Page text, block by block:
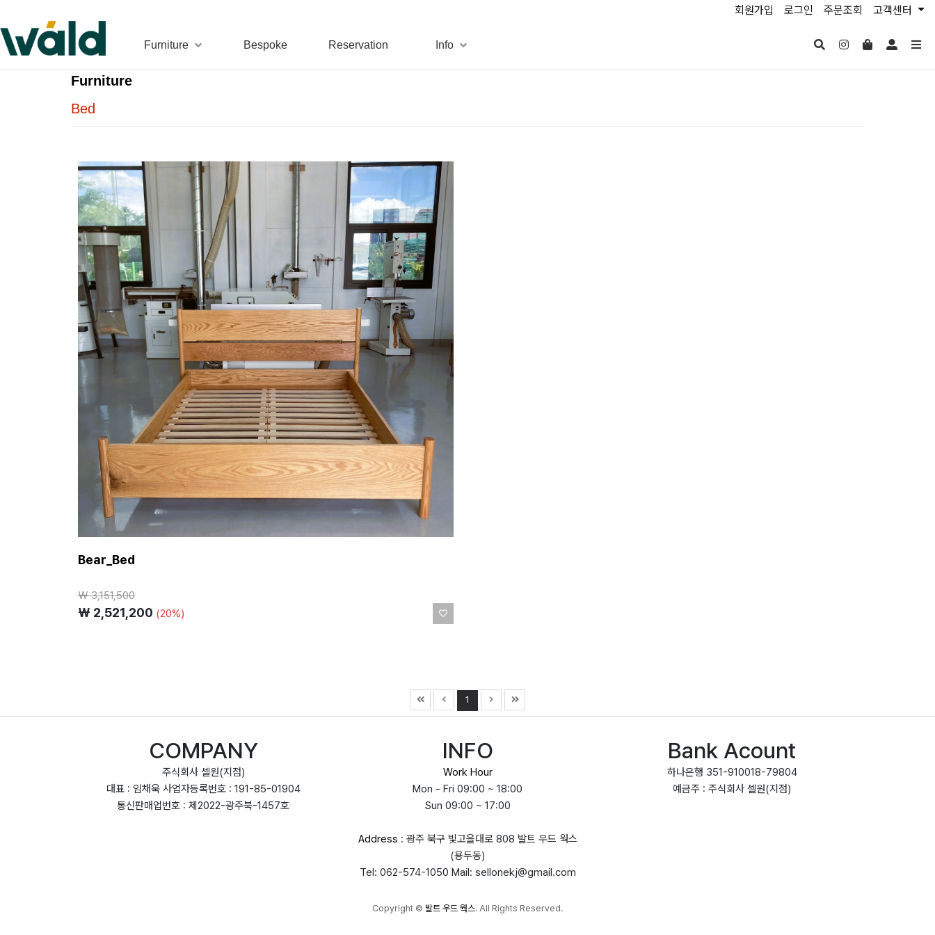
회원가입 로그인 주문조회 고객센터
Furniture Bespoke Reservation Info
Furniture
Bed
Bear_Bed
₩3,151,500
₩ 2,521,200 (20%)
1
COMPANY
주식회사 셀원(지점)
대표 : 임채욱 사업자등록번호 : 191-85-01904
통신판매업번호 : 제2022-광주북-1457호
INFO
Work Hour
Mon - Fri 09:00 ~ 18:00
Sun 09:00 ~ 17:00
Address : 광주 북구 빛고을대로 808 발트 우드 웍스
(용두동)
Tel: 062-574-1050 Mail: sellonekj@gmail.com
Bank Acount
하나은행 351-910018-79804
예금주 : 주식회사 셀원(지점)
Copyright © 발트 우드 웍스. All Rights Reserved.